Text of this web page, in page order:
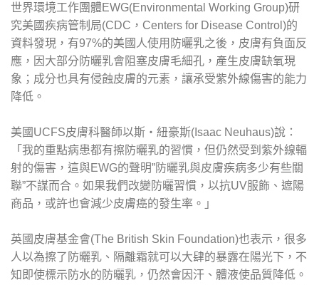
世界環境工作團體EWG(Environmental Working Group)研
究美國疾病管制局(CDC，Centers for Disease Control)的
資料發現，有97%的美國人使用防曬乳之後，皮膚有負面反
應，因大部分防曬乳會阻塞皮膚毛細孔，產生皮膚缺氧現
象；成分也具有侵蝕皮膚的元素，讓承受紫外線傷害的能力
降低。
美國UCFS皮膚科醫師以斯‧紐豪斯(Isaac Neuhaus)說：
「我的重點病患都有擦防曬乳的習慣，但仍然受到紫外線輻
射的傷害，這與EWG的聲明”防曬乳與皮膚疾病多少有些關
聯”不謀而合。如果我們改變防曬習慣，以抗UV服飾、遮陽
商品，或許也會減少皮膚癌的發生率。」
英國皮膚基金會(The British Skin Foundation)也表示，很多
人以為擦了防曬乳、隔離霜就可以大肆的暴露在陽光下，不
知即使標示防水的防曬乳，仍然會因汗、體液使品質降低。